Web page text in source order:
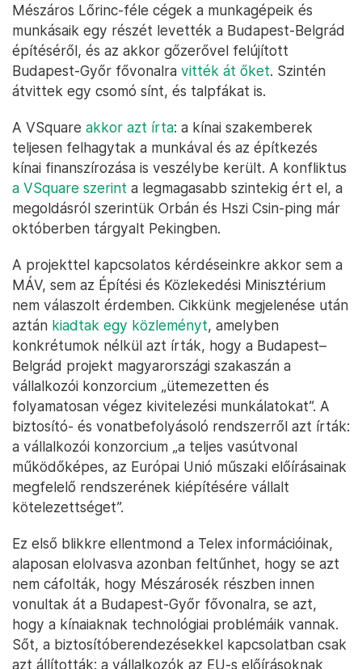
Mészáros Lőrinc-féle cégek a munkagépeik és
munkásaik egy részét levették a Budapest-Belgrád
építéséről, és az akkor gőzerővel felújított
Budapest-Győr fővonalra vitték át őket. Szintén
átvittek egy csomó sínt, és talpfákat is.
A VSquare akkor azt írta: a kínai szakemberek
teljesen felhagytak a munkával és az építkezés
kínai finanszírozása is veszélybe került. A konfliktus
a VSquare szerint a legmagasabb szintekig ért el, a
megoldásról szerintük Orbán és Hszi Csin-ping már
októberben tárgyalt Pekingben.
A projekttel kapcsolatos kérdéseinkre akkor sem a
MÁV, sem az Építési és Közlekedési Minisztérium
nem válaszolt érdemben. Cikkünk megjelenése után
aztán kiadtak egy közleményt, amelyben
konkrétumok nélkül azt írták, hogy a Budapest–
Belgrád projekt magyarországi szakaszán a
vállalkozói konzorcium „ütemezetten és
folyamatosan végez kivitelezési munkálatokat”. A
biztosító- és vonatbefolyásoló rendszerről azt írták:
a vállalkozói konzorcium „a teljes vasútvonal
működőképes, az Európai Unió műszaki előírásainak
megfelelő rendszerének kiépítésére vállalt
kötelezettséget”.
Ez első blikkre ellentmond a Telex információinak,
alaposan elolvasva azonban feltűnhet, hogy se azt
nem cáfolták, hogy Mészárosék részben innen
vonultak át a Budapest-Győr fővonalra, se azt,
hogy a kínaiaknak technológiai problémáik vannak.
Sőt, a biztosítóberendezésekkel kapcsolatban csak
azt állították: a vállalkozók az EU-s előírásoknak